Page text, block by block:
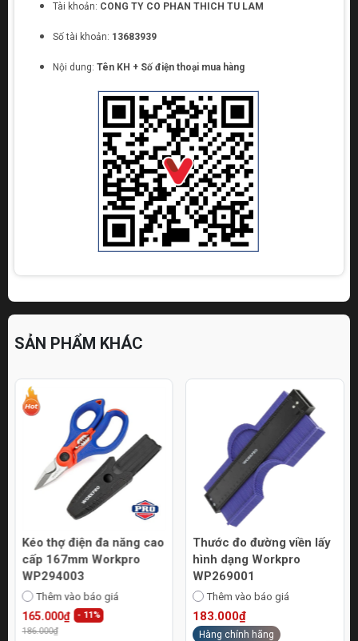
Tài khoản: CONG TY CO PHAN THICH TU LAM
Số tài khoản: 13683939
Nội dung: Tên KH + Số điện thoại mua hàng
SẢN PHẨM KHÁC
Kéo thợ điện đa năng cao
cấp 167mm Workpro
WP294003
Thêm vào báo giá
165.000₫
186.000₫
- 11%
Thước đo đường viền lấy
hình dạng Workpro
WP269001
Thêm vào báo giá
183.000₫
Hàng chính hãng